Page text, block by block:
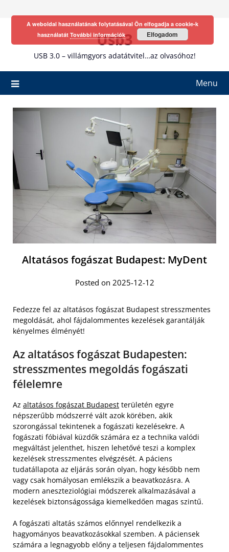
Usb3
USB 3.0 – villámgyors adatátvitel…az olvasóhoz!
Menu
Altatásos fogászat Budapest: MyDent
Posted on 2025-12-12
Fedezze fel az altatásos fogászat Budapest stresszmentes
megoldását, ahol fájdalommentes kezelések garantálják
kényelmes élményét!
Az altatásos fogászat Budapesten:
stresszmentes megoldás fogászati
félelemre
Az altatásos fogászat Budapest területén egyre
népszerűbb módszerré vált azok körében, akik
szorongással tekintenek a fogászati kezelésekre. A
fogászati fóbiával küzdők számára ez a technika valódi
megváltást jelenthet, hiszen lehetővé teszi a komplex
kezelések stresszmentes elvégzését. A páciens
tudatállapota az eljárás során olyan, hogy később nem
vagy csak homályosan emlékszik a beavatkozásra. A
modern aneszteziológiai módszerek alkalmazásával a
kezelések biztonságossága kiemelkedően magas szintű.
A fogászati altatás számos előnnyel rendelkezik a
hagyományos beavatkozásokkal szemben. A páciensek
számára a legnagyobb előny a teljesen fájdalommentes
A weboldal használatának folytatásával Ön elfogadja a cookie-k
használatát További információk Elfogadom